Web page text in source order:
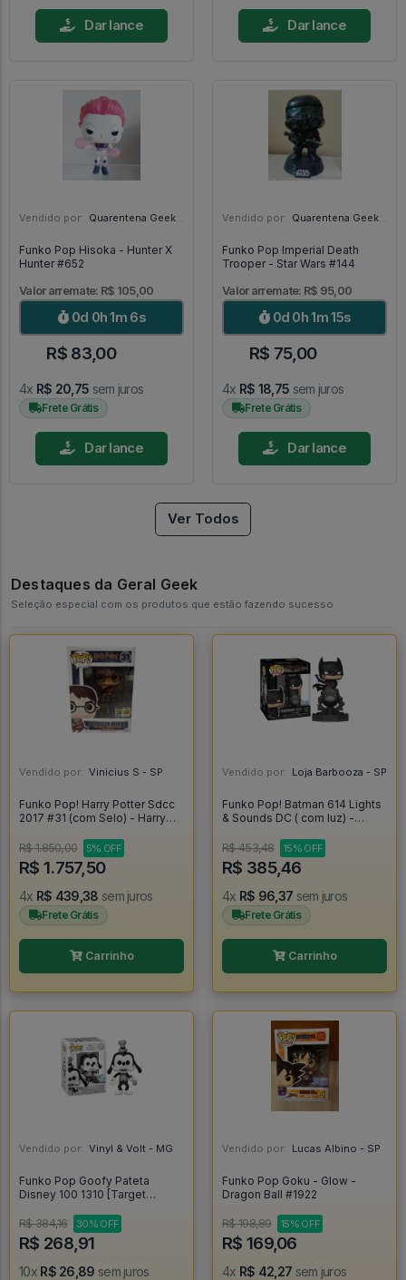
Dar lance Dar lance
Vendido por: Quarentena Geek Store - SP
Funko Pop Hisoka - Hunter X
Hunter #652
Valor arremate: R$ 105,00
0d 0h 1m 4s
R$ 83,00
4x R$ 20,75 sem juros
Frete Grátis
Dar lance
Vendido por: Quarentena Geek Store - SP
Funko Pop Imperial Death
Trooper - Star Wars #144
Valor arremate: R$ 95,00
0d 0h 1m 13s
R$ 75,00
4x R$ 18,75 sem juros
Frete Grátis
Dar lance
Ver Todos
Destaques da Geral Geek
Seleção especial com os produtos que estão fazendo sucesso
Vendido por: Vinicius S - SP
Funko Pop! Harry Potter Sdcc
2017 #31 (com Selo) - Harry
R$ 1.850,00
5% OFF
R$ 1.757,50
4x R$ 439,38 sem juros
Frete Grátis
Carrinho
Vendido por: Loja Barbooza - SP
Funko Pop! Batman 614 Lights
& Sounds DC ( com luz) -
R$ 453,48
15% OFF
R$ 385,46
4x R$ 96,37 sem juros
Frete Grátis
Carrinho
Vendido por: Vinyl & Volt - MG
Funko Pop Goofy Pateta
Disney 100 1310 [Target
R$ 384,16
30% OFF
R$ 268,91
10x R$ 26,89 sem juros
Vendido por: Lucas Albino - SP
Funko Pop Goku - Glow -
Dragon Ball #1922
R$ 198,89 15% OFF
R$ 169,06
4x R$ 42,27 sem juros